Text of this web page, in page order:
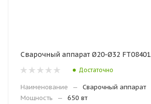
Сварочный аппарат Ø20-Ø32 FT08401
Достаточно
Наименование —
Сварочный аппарат
Мощность
—
650 вт